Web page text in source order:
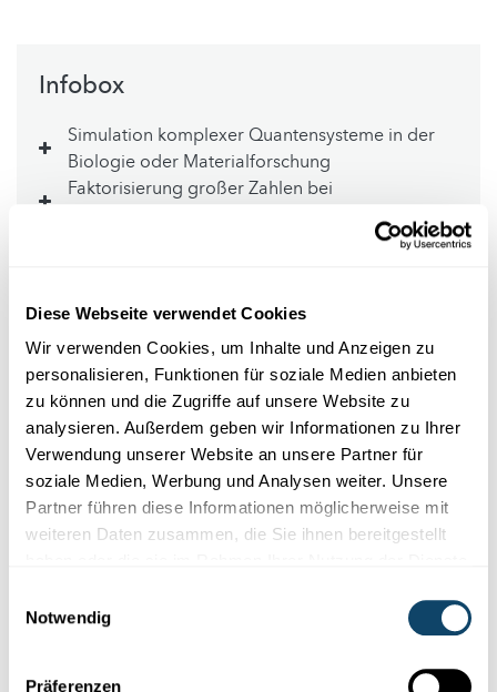
Diese Webseite verwendet Cookies
Wir verwenden Cookies, um Inhalte und Anzeigen zu
personalisieren, Funktionen für soziale Medien anbieten
zu können und die Zugriffe auf unsere Website zu
analysieren. Außerdem geben wir Informationen zu Ihrer
Verwendung unserer Website an unsere Partner für
soziale Medien, Werbung und Analysen weiter. Unsere
Partner führen diese Informationen möglicherweise mit
weiteren Daten zusammen, die Sie ihnen bereitgestellt
Notwendig
Präferenzen
Infobox
Simulation komplexer Quantensysteme in der
Biologie oder Materialforschung
Faktorisierung großer Zahlen bei
Der Grover-Algorithmus – mit Quantenpower
Quantencomputer sind aber keine besseren klassischen
Computer. Sie funktionieren anders und sind deshalb
auch für ganz andere Anwendungszwecke nützlich. Bei
hochkomplexen Aufgaben, die mit klassischer
Computerlogik schwer zu lösen sind, bringen sie Vorteile.
Viele Alltagsaufgaben wie Textverarbeitung, Tabellen
oder Webanwendungen profitieren davon aber nicht.
Wahl.
„In unserem zukünftigen Alltag werden wir nicht